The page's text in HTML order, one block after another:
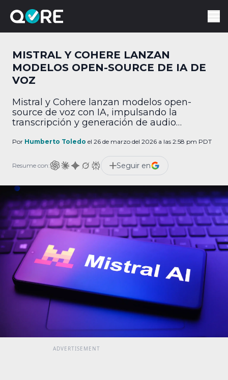
MISTRAL Y COHERE LANZAN
MODELOS OPEN-SOURCE DE IA DE
VOZ
Mistral y Cohere lanzan modelos open-
source de voz con IA, impulsando la
transcripción y generación de audio
Por Humberto Toledo el 26 de marzo del 2026 a las 2:58 pm PDT
Resume con: Seguir en